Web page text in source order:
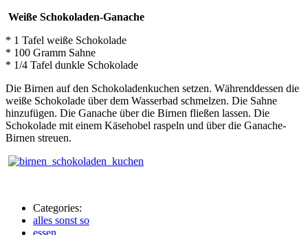
Weiße Schokoladen-Ganache
* 1 Tafel weiße Schokolade
* 100 Gramm Sahne
* 1/4 Tafel dunkle Schokolade
Die Birnen auf den Schokoladenkuchen setzen. Währenddessen die
weiße Schokolade über dem Wasserbad schmelzen. Die Sahne
hinzufügen. Die Ganache über die Birnen fließen lassen. Die
Schokolade mit einem Käsehobel raspeln und über die Ganache-
Birnen streuen.
Categories:
alles sonst so
essen